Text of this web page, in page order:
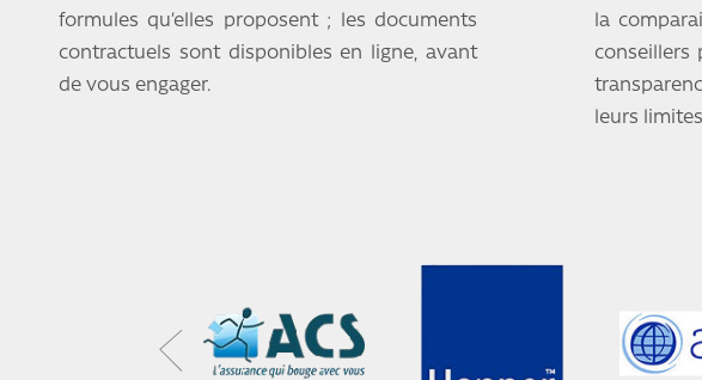
formules qu’elles proposent ; les documents
contractuels sont disponibles en ligne, avant
de vous engager.
la
conseillers
leurs